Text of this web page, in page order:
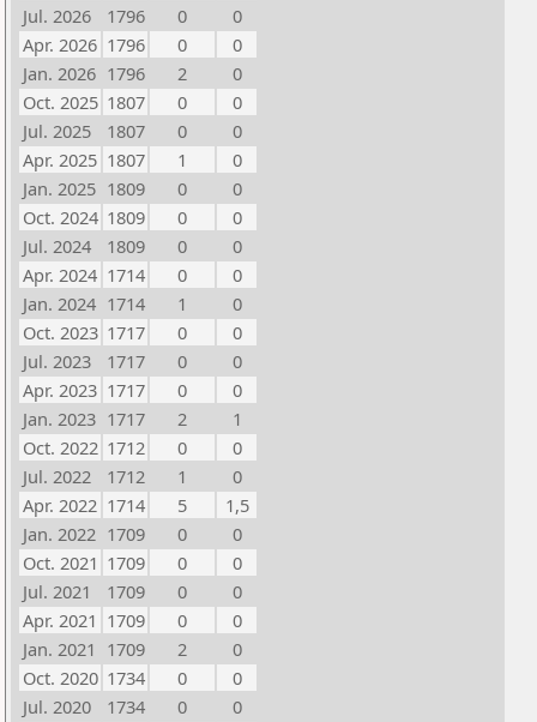
Jul. 2026
1796 0
0
Apr. 2026 1796 0
0
Jan. 2026 1796 2
0
Oct. 2025 1807 0
0
Jul. 2025
1807 0
0
Apr. 2025 1807 1
0
Jan. 2025 1809 0
0
Oct. 2024 1809 0
0
Jul. 2024
1809 0
0
Apr. 2024 1714 0
0
Jan. 2024 1714 1
0
Oct. 2023 1717 0
0
Jul. 2023
1717 0
0
Apr. 2023 1717 0
0
Jan. 2023 1717 2
1
Oct. 2022 1712 0
0
Jul. 2022
1712 1
0
Apr. 2022 1714 5
1,5
Jan. 2022 1709 0
0
Oct. 2021 1709 0
0
Jul. 2021
1709 0
0
Apr. 2021 1709 0
0
Jan. 2021 1709 2
0
Oct. 2020 1734 0
0
Jul. 2020
1734 0
0